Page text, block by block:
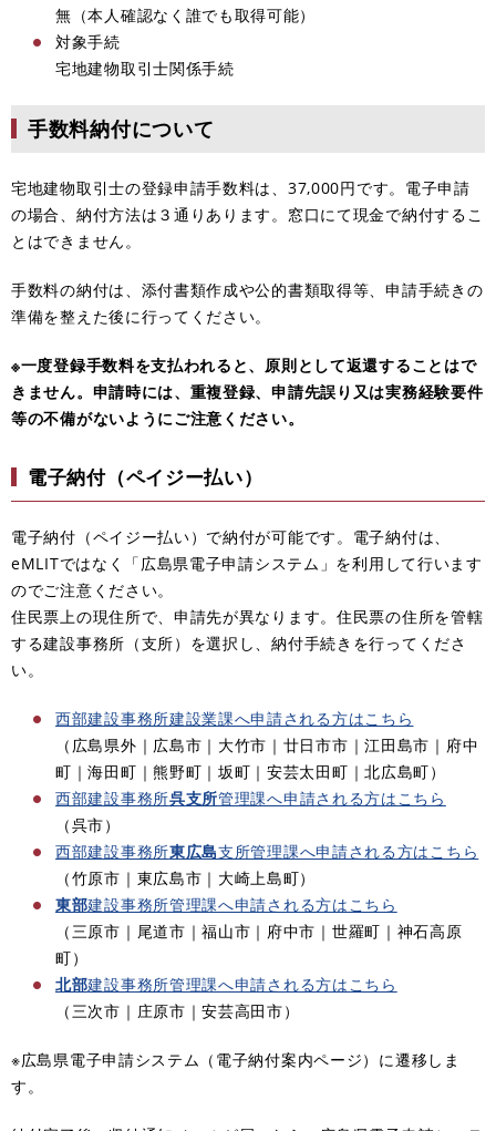
無（本人確認なく誰でも取得可能）
対象手続​
宅地建物取引士関係手続
手数料納付について
宅地建物取引士の登録申請手数料は、37,000円です。電子申請
の場合、納付方法は３通りあります。窓口にて現金で納付するこ
とはできません。
手数料の納付は、添付書類作成や公的書類取得等、申請手続きの
準備を整えた後に行ってください。
※一度登録手数料を支払われると、原則として返還することはで
きません。申請時には、重複登録、申請先誤り又は実務経験要件
等の不備がないようにご注意ください。
電子納付（ペイジー払い）
電子納付（ペイジー払い）で納付が可能です。電子納付は、
eMLITではなく「広島県電子申請システム」を利用して行います
のでご注意ください。
​住民票上の現住所で、申請先が異なります。住民票の住所を管轄
する建設事務所（支所）を選択し、納付手続きを行ってくださ
い。
西部建設事務所建設業課へ申請される方はこちら
（広島県外｜広島市｜大竹市｜廿日市市｜江田島市｜府中
町｜海田町｜熊野町｜坂町｜安芸太田町｜北広島町）
西部建設事務所呉支所管理課へ申請される方はこちら
（呉市）
西部建設事務所東広島支所管理課へ申請される方はこちら
（竹原市｜東広島市｜大崎上島町）​
東部建設事務所管理課へ申請される方はこちら
（三原市｜尾道市｜福山市｜府中市｜世羅町｜神石高原
町）​
北部建設事務所管理課へ申請される方はこちら
（三次市｜庄原市｜安芸高田市）​
※広島県電子申請システム（電子納付案内ページ）に遷移しま
す。